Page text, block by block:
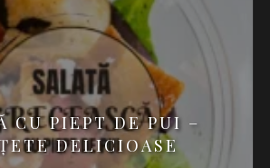
CU PIEPT DE PUI –
DELICIOASE